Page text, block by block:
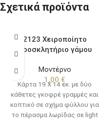
Σχετικά προϊόντα
2123 Χειροποίητο
προσκλητήριο γάμου
Μοντέρνο
1,00 €
Κάρτα 19 Χ 14 εκ. με δύο
κάθετες γκοφρέ γραμμές και
κοπτικό σε σχήμα φύλλου για
το πέρασμα λωρίδας σε light